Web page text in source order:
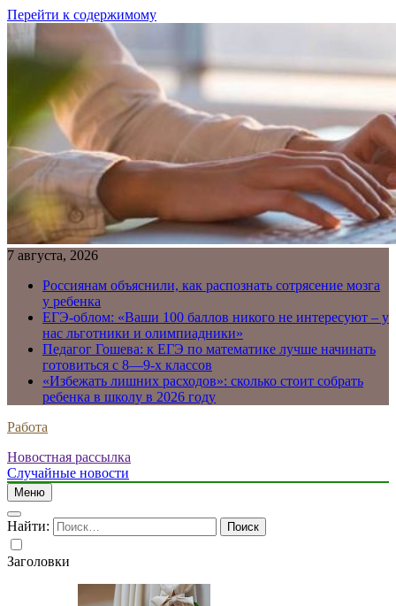
Перейти к содержимому
7 августа, 2026
Россиянам объяснили, как распознать сотрясение мозга
у ребенка
ЕГЭ-облом: «Ваши 100 баллов никого не интересуют – у
нас льготники и олимпиадники»
Педагог Гошева: к ЕГЭ по математике лучше начинать
готовиться с 8—9-х классов
«Избежать лишних расходов»: сколько стоит собрать
ребенка в школу в 2026 году
Работа
Новостная рассылка
Случайные новости
Меню
Найти:
Заголовки